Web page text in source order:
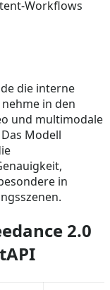
Workflows
die interne
in den
und multimodale
Modell
in
2.0